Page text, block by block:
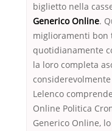
biglietto nella
Generico Online.
miglioramenti bon
quotidianamente
la loro completa
Lelenco
Online Politica
Generico Online,